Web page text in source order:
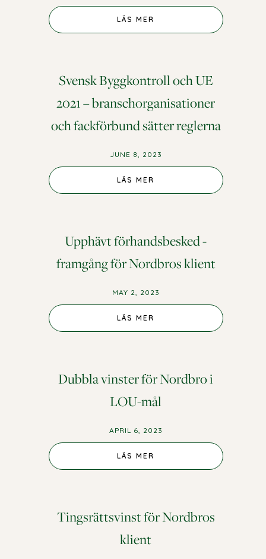
LÄS MER
Svensk Byggkontroll och UE
2021 – branschorganisationer
och fackförbund sätter reglerna
JUNE 8, 2023
LÄS MER
Upphävt förhandsbesked -
framgång för Nordbros klient
MAY 2, 2023
LÄS MER
Dubbla vinster för Nordbro i
LOU-mål
APRIL 6, 2023
LÄS MER
Tingsrättsvinst för Nordbros
klient